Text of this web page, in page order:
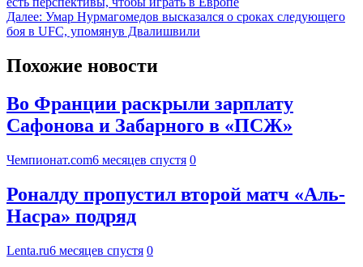
Далее: Умар Нурмагомедов высказался о сроках следующего
боя в UFC, упомянув Двалишвили
Похожие новости
Во Франции раскрыли зарплату
Сафонова и Забарного в «ПСЖ»
Чемпионат.com6 месяцев спустя 0
Роналду пропустил второй матч «Аль-
Насра» подряд
Lenta.ru6 месяцев спустя 0